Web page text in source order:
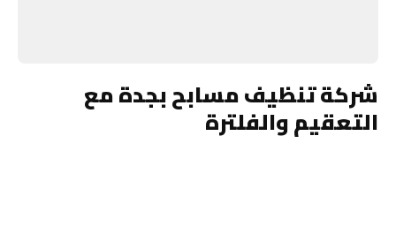
شركة تنظيف مسابح بجدة مع
التعقيم والفلترة